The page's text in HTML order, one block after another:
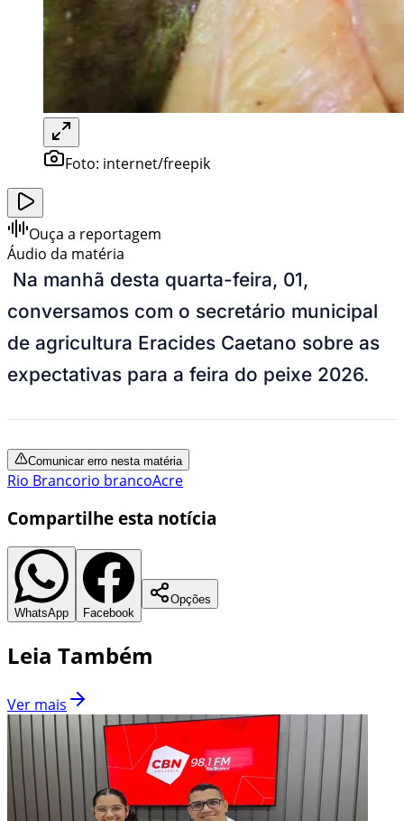
Foto: internet/freepik
Ouça a reportagem
Áudio da matéria
Na manhã desta quarta-feira, 01,
conversamos com o secretário municipal
de agricultura Eracides Caetano sobre as
expectativas para a feira do peixe 2026.
Comunicar erro nesta matéria
Rio Brancorio brancoAcre
Compartilhe esta notícia
WhatsApp Facebook
Opções
Leia Também
Ver mais